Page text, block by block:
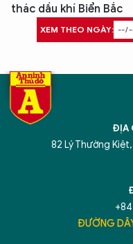
thác dầu khí Biển Bắc
XEM THEO NGÀY:
ĐỊA
82 Lý Thường
ĐƯỜNG